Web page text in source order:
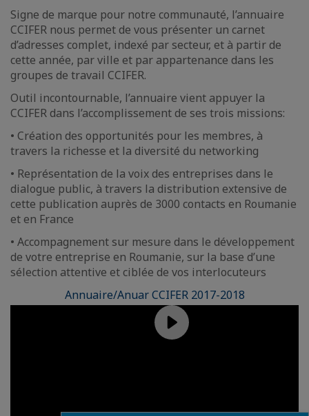
Signe de marque pour notre communauté, l’annuaire
CCIFER nous permet de vous présenter un carnet
d’adresses complet, indexé par secteur, et à partir de
cette année, par ville et par appartenance dans les
groupes de travail CCIFER.
Outil incontournable, l’annuaire vient appuyer la
CCIFER dans l’accomplissement de ses trois missions:
• Création des opportunités pour les membres, à
travers la richesse et la diversité du networking
• Représentation de la voix des entreprises dans le
dialogue public, à travers la distribution extensive de
cette publication auprès de 3000 contacts en Roumanie
et en France
• Accompagnement sur mesure dans le développement
de votre entreprise en Roumanie, sur la base d’une
sélection attentive et ciblée de vos interlocuteurs
Annuaire/Anuar CCIFER 2017-2018